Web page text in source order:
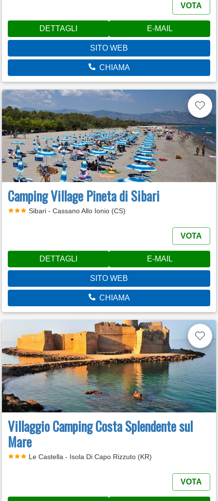
VOTA
DETTAGLI E-MAIL
SITO WEB
CHIAMA
Camping Village Pineta di Sibari
Sibari - Cassano Allo Ionio (CS)
VOTA
DETTAGLI E-MAIL
SITO WEB
CHIAMA
Villaggio Camping Costa Splendente sul
Mare
Le Castella - Isola Di Capo Rizzuto (KR)
VOTA